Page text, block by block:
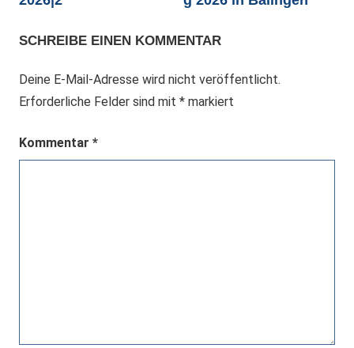
SCHREIBE EINEN KOMMENTAR
Deine E-Mail-Adresse wird nicht veröffentlicht.
Erforderliche Felder sind mit * markiert
Kommentar *